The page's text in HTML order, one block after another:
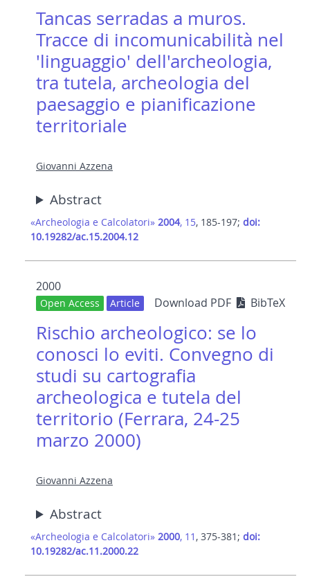
Tancas serradas a muros.
Tracce di incomunicabilità nel
'linguaggio' dell'archeologia,
tra tutela, archeologia del
paesaggio e pianificazione
territoriale
Giovanni Azzena
Abstract
«Archeologia e Calcolatori» 2004, 15, 185-197; doi:
10.19282/ac.15.2004.12
2000
Open Access Article Download PDF BibTeX
Rischio archeologico: se lo
conosci lo eviti. Convegno di
studi su cartografia
archeologica e tutela del
territorio (Ferrara, 24-25
marzo 2000)
Giovanni Azzena
Abstract
«Archeologia e Calcolatori» 2000, 11 , 375-381; doi:
10.19282/ac.11.2000.22